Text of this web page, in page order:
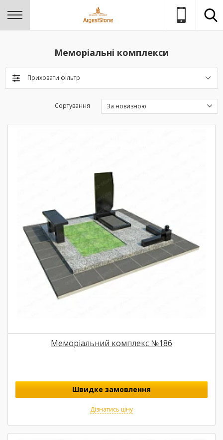
Меморіальні комплекси
Приховати фільтр
Сортування За новизною
Меморіальний комплекс №186
Швидке замовлення
Дізнатись ціну